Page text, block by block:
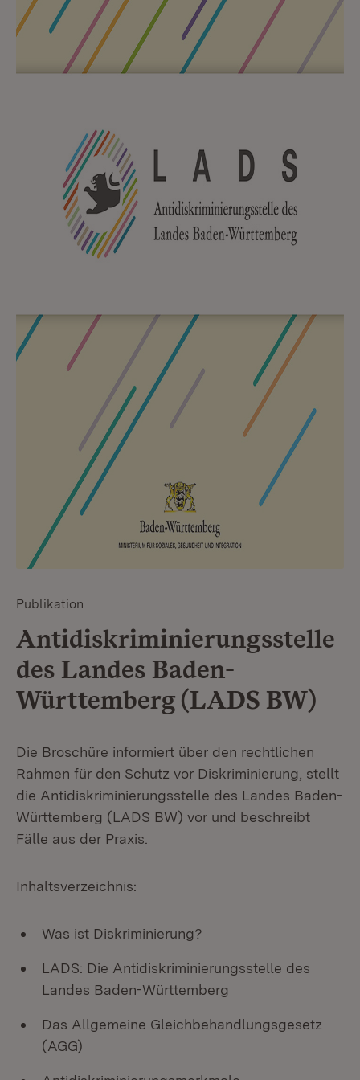
Publikation
Antidiskriminierungsstelle
des Landes Baden-
Württemberg (LADS BW)
Die Broschüre informiert über den rechtlichen
Rahmen für den Schutz vor Diskriminierung, stellt
die Antidiskriminierungsstelle des Landes Baden-
Württemberg (LADS BW) vor und beschreibt
Fälle aus der Praxis.
Inhaltsverzeichnis:
Was ist Diskriminierung?
LADS: Die Antidiskriminierungsstelle des
Landes Baden-Württemberg
Das Allgemeine Gleichbehandlungsgesetz
(AGG)